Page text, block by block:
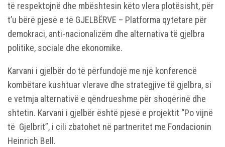
të respektojnë dhe mbështesin këto vlera plotësisht, për
t’u bërë pjesë e të GJELBËRVE – Platforma qytetare për
demokraci, anti-nacionalizëm dhe alternativa të gjelbra
politike, sociale dhe ekonomike.
Karvani i gjelbër do të përfundojë me një konferencë
kombëtare kushtuar vlerave dhe strategjive të gjelbra, si
e vetmja alternativë e qëndrueshme për shoqërinë dhe
shtetin. Karvani i gjelbër është pjesë e projektit “Po vijnë
të Gjelbrit”, i cili zbatohet në partneritet me Fondacionin
Heinrich Bell.